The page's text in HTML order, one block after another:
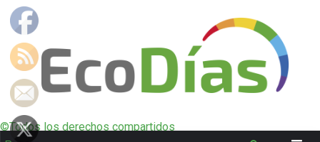
©Todos los derechos compartidos